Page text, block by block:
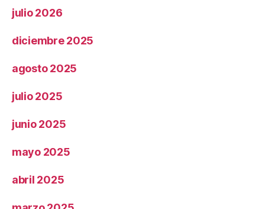
julio 2026
diciembre 2025
agosto 2025
julio 2025
junio 2025
mayo 2025
abril 2025